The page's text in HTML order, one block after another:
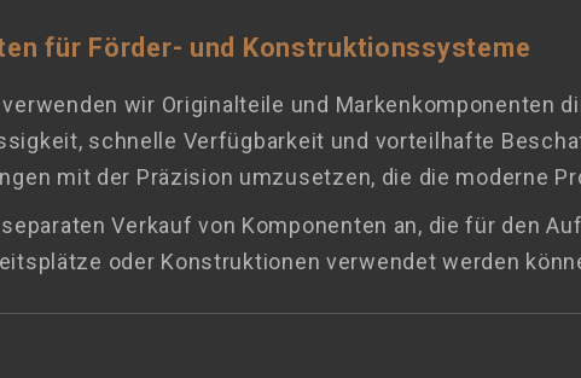
für Förder- und Konstruktionssysteme
wir Originalteile und Markenkomponenten
schnelle Verfügbarkeit und vorteilhafte
mit der Präzision umzusetzen, die die moderne
Verkauf von Komponenten an, die für den
oder Konstruktionen verwendet werden